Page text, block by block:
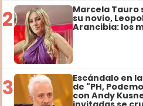
2 Marcela Tauro
su novio,
Arancibia: los
3 Escándalo en
de "PH,
con Andy